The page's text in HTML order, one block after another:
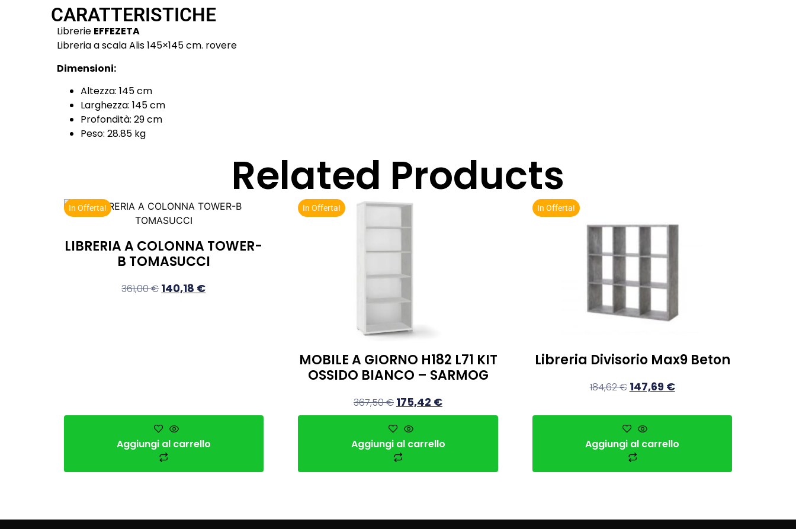
CARATTERISTICHE
Librerie EFFEZETA
Libreria a scala Alis 145×145 cm. rovere
Dimensioni:
Altezza: 145 cm
Larghezza: 145 cm
Profondità: 29 cm
Peso: 28.85 kg
Related Products
In Offerta!
LIBRERIA A COLONNA TOWER-
B TOMASUCCI
361,00€ 140,18 €
Aggiungi al carrello
In Offerta!
MOBILE A GIORNO H182 L71 KIT
OSSIDO BIANCO – SARMOG
367,50€ 175,42 €
Aggiungi al carrello
In Offerta!
Libreria Divisorio Max9 Beton
184,62€ 147,69 €
Aggiungi al carrello